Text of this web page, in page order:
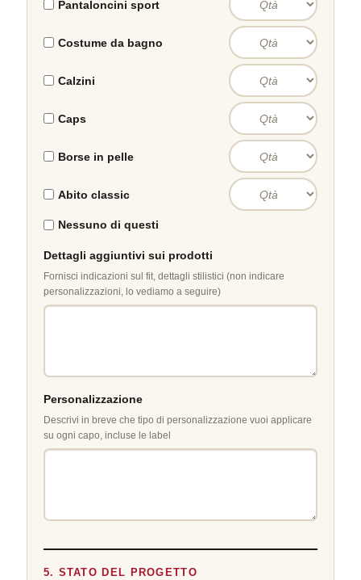
Pantaloncini sport
Costume da bagno
Calzini
Caps
Borse in pelle
Abito classic
Nessuno di questi
Dettagli aggiuntivi sui prodotti
Fornisci indicazioni sul fit, dettagli stilistici (non indicare
personalizzazioni, lo vediamo a seguire)
Personalizzazione
Descrivi in breve che tipo di personalizzazione vuoi applicare
su ogni capo, incluse le label
5. STATO DEL PROGETTO